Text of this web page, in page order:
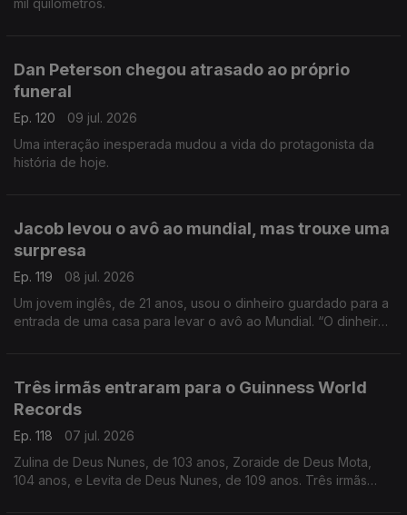
mil quilómetros.
Dan Peterson chegou atrasado ao próprio
funeral
Ep. 120
09 jul. 2026
Uma interação inesperada mudou a vida do protagonista da
história de hoje.
Jacob levou o avô ao mundial, mas trouxe uma
surpresa
Ep. 119
08 jul. 2026
Um jovem inglês, de 21 anos, usou o dinheiro guardado para a
entrada de uma casa para levar o avô ao Mundial. “O dinheiro,
Três irmãs entraram para o Guinness World
Records
Ep. 118
07 jul. 2026
Zulina de Deus Nunes, de 103 anos, Zoraide de Deus Mota,
104 anos, e Levita de Deus Nunes, de 109 anos. Três irmãs